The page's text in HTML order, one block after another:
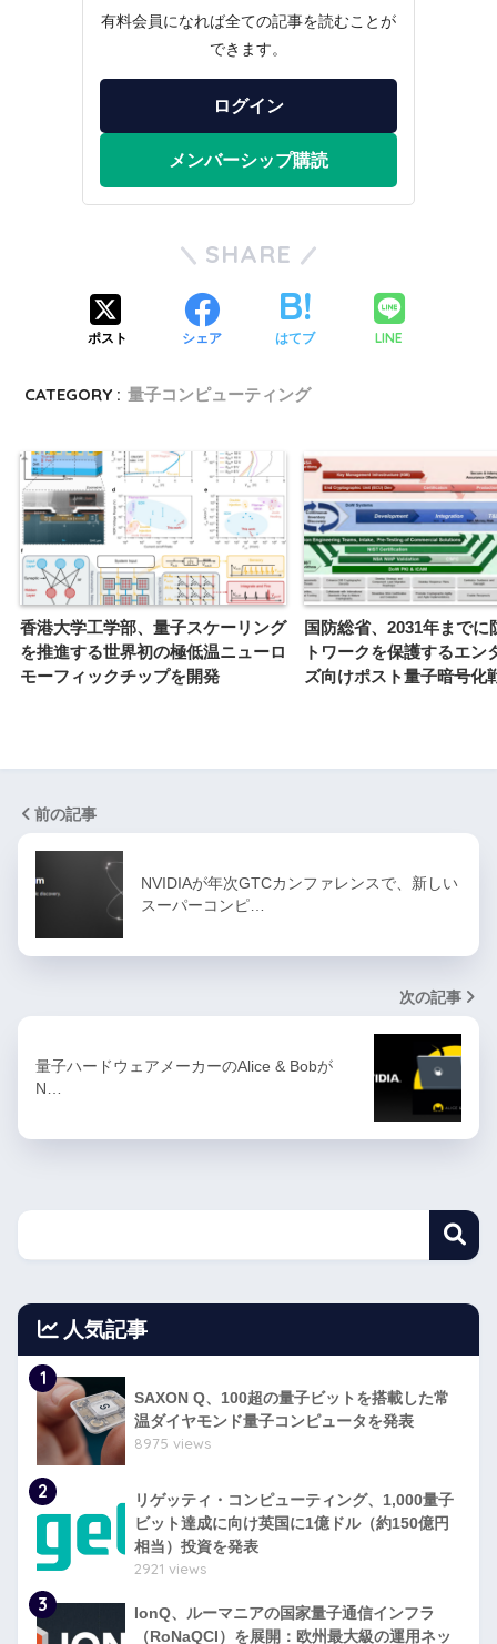
有料会員になれば全ての記事を読むことが
できます。
ログイン
メンバーシップ購読
SHARE
ポスト シェア はてブ LINE
CATEGORY : 量子コンピューティング
香港大学工学部、量子スケーリング
を推進する世界初の極低温ニューロ
モーフィックチップを開発
国防総省、2031年までに
トワークを保護するエン
ズ向けポスト量子暗号化
前の記事
NVIDIAが年次GTCカンファレンスで、新しい
スーパーコンピ…
次の記事
量子ハードウェアメーカーのAlice & Bobが
N…
人気記事
1
SAXON Q、100超の量子ビットを搭載した常
温ダイヤモンド量子コンピュータを発表
8975 views
2
リゲッティ・コンピューティング、1,000量子
ビット達成に向け英国に1億ドル（約150億円
相当）投資を発表
2921 views
3
IonQ、ルーマニアの国家量子通信インフラ
（RoNaQCI）を展開：欧州最大級の運用ネッ